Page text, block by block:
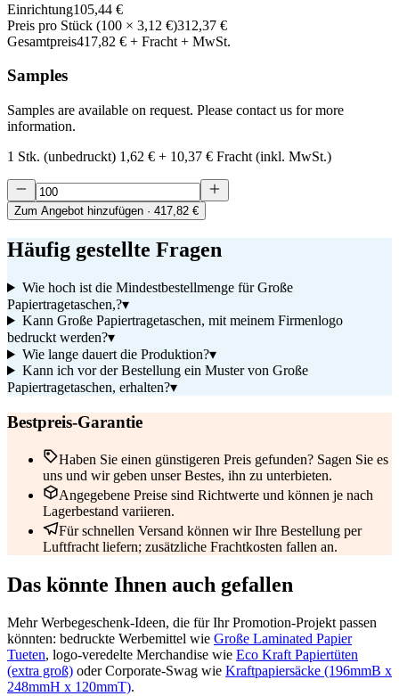
Einrichtung105,44 €
Preis pro Stück (100 × 3,12 €)312,37 €
Gesamtpreis417,82 € + Fracht + MwSt.
Samples
Samples are available on request. Please contact us for more
information.
1 Stk. (unbedruckt) 1,62 € + 10,37 € Fracht (inkl. MwSt.)
Zum Angebot hinzufügen · 417,82 €
Häufig gestellte Fragen
Wie hoch ist die Mindestbestellmenge für Große
Papiertragetaschen,?▾
Kann Große Papiertragetaschen, mit meinem Firmenlogo
bedruckt werden?▾
Wie lange dauert die Produktion?▾
Kann ich vor der Bestellung ein Muster von Große
Papiertragetaschen, erhalten?▾
Bestpreis-Garantie
Haben Sie einen günstigeren Preis gefunden? Sagen Sie es
uns und wir geben unser Bestes, ihn zu unterbieten.
Angegebene Preise sind Richtwerte und können je nach
Lagerbestand variieren.
Für schnellen Versand können wir Ihre Bestellung per
Luftfracht liefern; zusätzliche Frachtkosten fallen an.
Das könnte Ihnen auch gefallen
Mehr Werbegeschenk-Ideen, die für Ihr Promotion-Projekt passen
könnten: bedruckte Werbemittel wie Große Laminated Papier
Tueten, logo-veredelte Merchandise wie Eco Kraft Papiertüten
(extra groß) oder Corporate-Swag wie Kraftpapiersäcke (196mmB x
248mmH x 120mmT).